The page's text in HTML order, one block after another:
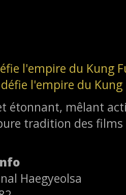
l'empire du Kung
étonnant, mêlant
tradition des
Haegyeolsa